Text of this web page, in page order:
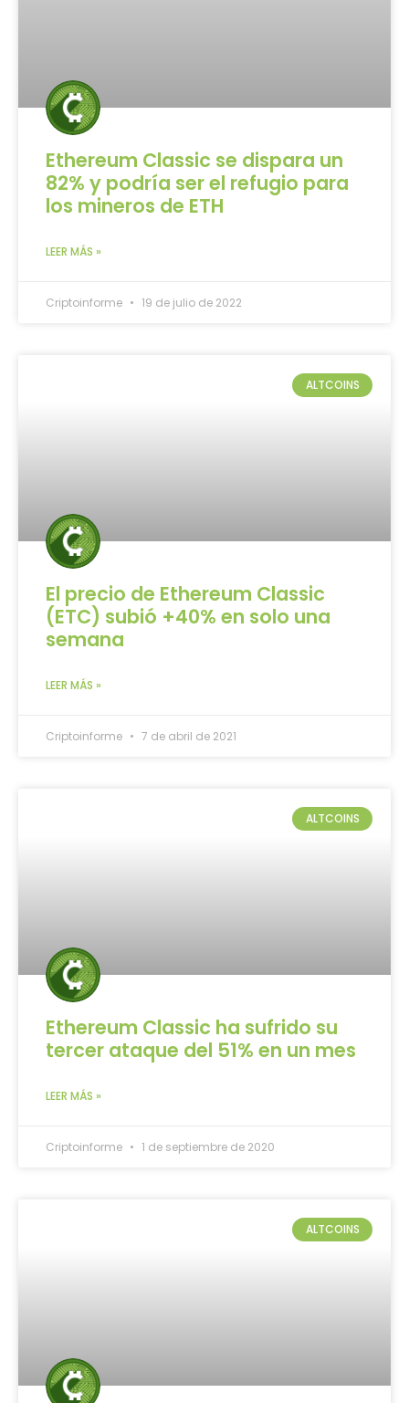
Ethereum Classic se dispara un
82% y podría ser el refugio para
los mineros de ETH
LEER MÁS »
Criptoinforme 19 de julio de 2022
ALTCOINS
El precio de Ethereum Classic
(ETC) subió +40% en solo una
semana
LEER MÁS »
Criptoinforme 7 de abril de 2021
ALTCOINS
Ethereum Classic ha sufrido su
tercer ataque del 51% en un mes
LEER MÁS »
Criptoinforme 1 de septiembre de 2020
ALTCOINS